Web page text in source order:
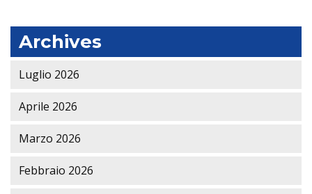
Archives
Luglio 2026
Aprile 2026
Marzo 2026
Febbraio 2026